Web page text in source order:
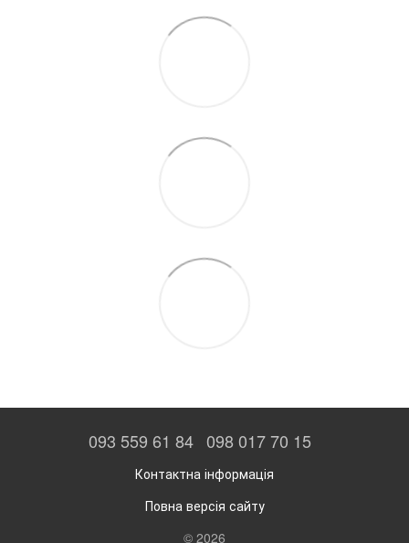
093 559 61 84 098 017 70 15
Контактна інформація
Повна версія сайту
© 2026